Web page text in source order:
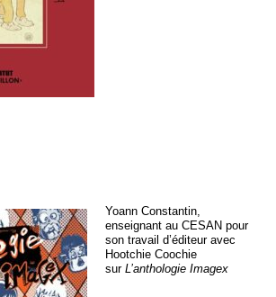
Yoann Constantin,
enseignant au CESAN pour
son travail d’éditeur avec
Hootchie Coochie
sur L’anthologie Imagex